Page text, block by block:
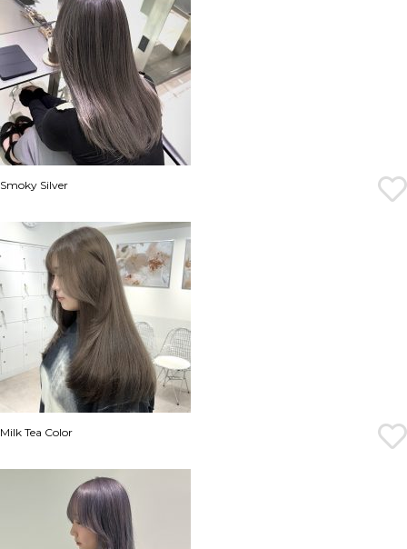
Smoky Silver
Milk Tea Color